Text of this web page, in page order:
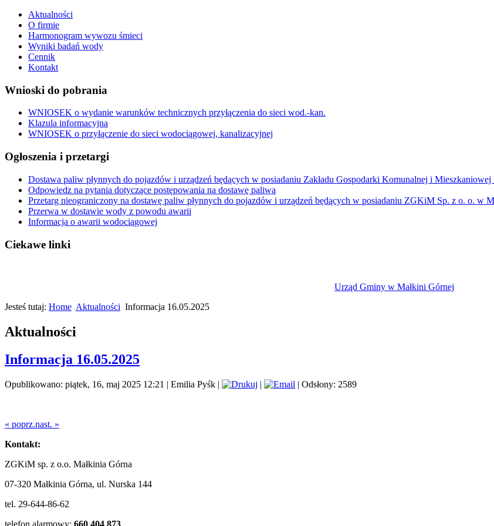
Aktualności
O firmie
Harmonogram wywozu śmieci
Wyniki badań wody
Cennik
Kontakt
Wnioski do pobrania
WNIOSEK o wydanie warunków technicznych przyłączenia do sieci wod.-kan.
Klazula informacyjna
WNIOSEK o przyłączenie do sieci wodociągowej, kanalizacyjnej
Ogłoszenia i przetargi
Dostawa paliw płynnych do pojazdów i urządzeń będących w posiadaniu Zakładu Gospodarki Komunalnej i
Odpowiedz na pytania dotyczące postępowania na dostawę paliwa
Przetarg nieograniczony na dostawę paliw płynnych do pojazdów i urządzeń będących w posiadaniu ZGKiM Sp. z o. o. w
Przerwa w dostawie wody z powodu awarii
Informacja o awarii wodociągowej
Ciekawe linki
Urząd Gminy w Małkini Górnej
Jesteś tutaj: Home Aktualności Informacja 16.05.2025
Aktualności
Informacja 16.05.2025
Opublikowano: piątek, 16, maj 2025 12:21 | Emilia Pyśk | | | Odsłony: 2589
« poprz.nast. »
Kontakt:
ZGKiM sp. z o.o. Małkinia Górna
07-320 Małkinia Górna, ul. Nurska 144
tel. 29-644-86-62
telefon alarmowy: 660 404 873